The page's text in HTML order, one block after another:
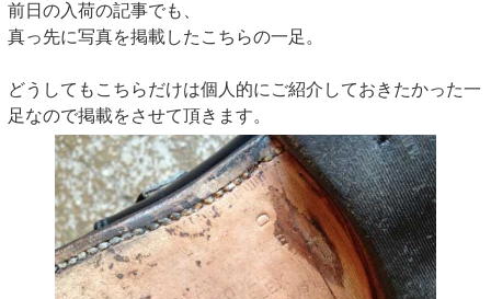
前日の入荷の記事でも、
真っ先に写真を掲載したこちらの一足。
どうしてもこちらだけは個人的にご紹介しておきたかった一
足なので掲載をさせて頂きます。